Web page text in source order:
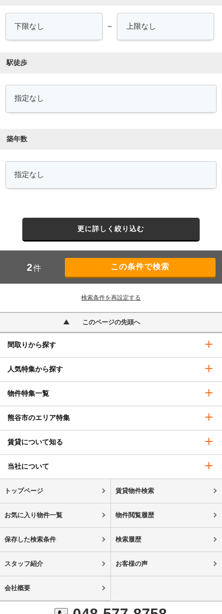
～
駅徒歩
築年数
更に詳しく絞り込む
2件
検索条件を再設定する
このページの先頭へ
間取りから探す
人気特集から探す
物件特集一覧
熊谷市のエリア特集
賃貸について知る
当社について
トップページ 賃貸物件検索
お気に入り物件一覧 物件閲覧履歴
保存した検索条件 検索履歴
スタッフ紹介 お客様の声
会社概要